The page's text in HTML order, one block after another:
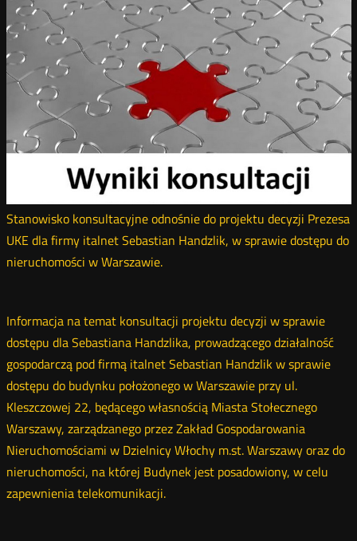
Stanowisko konsultacyjne odnośnie do projektu decyzji Prezesa
UKE dla firmy italnet Sebastian Handzlik, w sprawie dostępu do
nieruchomości w Warszawie.
Informacja na temat konsultacji projektu decyzji w sprawie
dostępu dla Sebastiana Handzlika, prowadzącego działalność
gospodarczą pod firmą italnet Sebastian Handzlik w sprawie
dostępu do budynku położonego w Warszawie przy ul.
Kleszczowej 22, będącego własnością Miasta Stołecznego
Warszawy, zarządzanego przez Zakład Gospodarowania
Nieruchomościami w Dzielnicy Włochy m.st. Warszawy oraz do
nieruchomości, na której Budynek jest posadowiony, w celu
zapewnienia telekomunikacji.